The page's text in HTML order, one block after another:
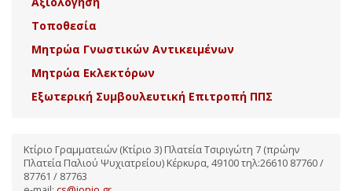
Τοποθεσία
Μητρώα Γνωστικών Αντικειμένων
Μητρώα Εκλεκτόρων
Εξωτερική Συμβουλευτική Επιτροπή ΠΠΣ
Κτίριο Γραμματειών (Κτίριο 3) Πλατεία Τσιριγώτη 7 (πρώην
Πλατεία Παλιού Ψυχιατρείου) Κέρκυρα, 49100 τηλ:26610 87760 /
87761 / 87763